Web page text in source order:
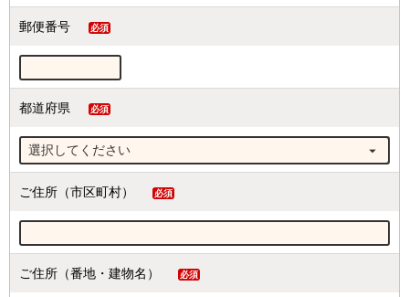
郵便番号
都道府県
須)
ご住所（市区町村）
ご住所（番地・建物名）